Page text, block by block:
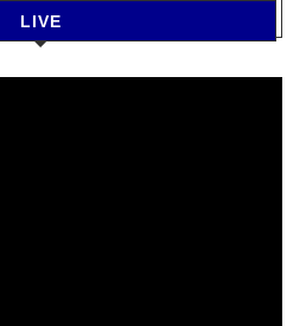
LIVE